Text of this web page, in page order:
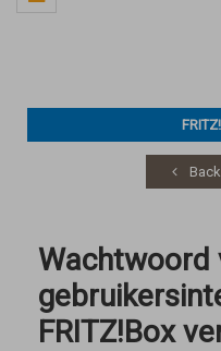
Wachtwoord
FRITZ!Box